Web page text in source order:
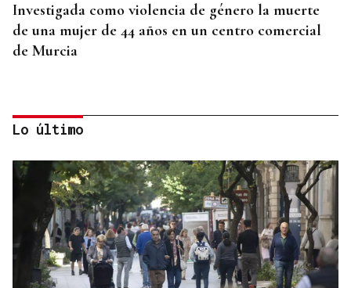
Investigada como violencia de género la muerte
de una mujer de 44 años en un centro comercial
de Murcia
"CAPACIDAD CRÍTICA"
Lo último